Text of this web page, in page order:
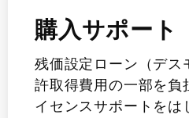
購入サポート
残価設定ローン（デス
許取得費用の一部を負
イセンスサポートをは